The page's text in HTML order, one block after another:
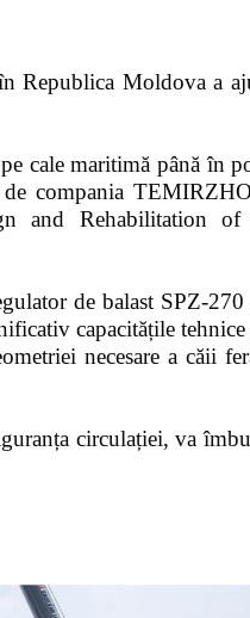
Republica Moldova a
cale maritimă până în
compania
and Rehabilitation
de balast SPZ-270
capacitățile
necesare a căii
circulației, va